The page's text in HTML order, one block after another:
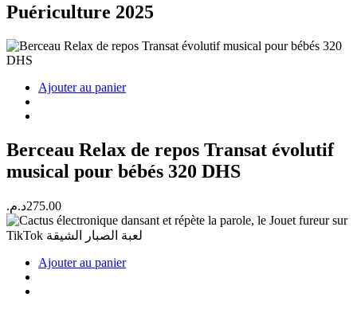
Puériculture 2025
Ajouter au panier
Berceau Relax de repos Transat évolutif
musical pour bébés 320 DHS
275.00د.م.
Ajouter au panier